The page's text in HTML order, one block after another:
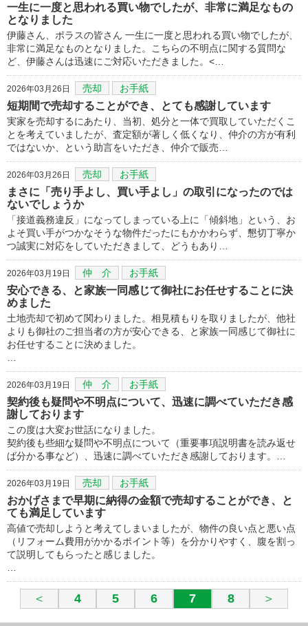
一生に一度と思われる買い物でしたが、非常に満足なもの
となりました
伊藤さん、ポラスの皆さん 一生に一度と思われる買い物でしたが、
非常に満足なものとなりました。こちらの不明点に関する質問な
ど、伊藤さんは迅速にご対応いただきました。<…
2026年03月26日 売却 お手紙
短期間で売却することができ、とても感謝しています
実家を売却するにあたり、当初、処分と一体で買取していただくこ
とを考えていましたが、査定額が著しく低くなり、仲介の方が有利
ではないか、という助言をいただき、仲介で販売…
2026年03月26日 売却 お手紙
まさに「売り手よし、買い手よし」の取引になったのでは
ないでしょうか
「接道義務違反」になってしまっている上に「傾斜地」という、お
よそ買い手がつかなそうな物件だったにもかかわらず、懇切丁寧か
つ誠実に対応をしていただきまして、どうもあり…
2026年03月19日 仲 介 お手紙
安心できる、と家族一同感じて御社にお任せすることに決
めました
土地売却で初めて関わりました。相見積もりを取りましたが、他社
よりも御社のご担当者の方が安心できる、と家族一同感じて御社に
お任せすることに決めました。
2026年03月19日 仲 介 お手紙
契約後も疑問や不明点について、迅速に調べていただき感
謝しております
この度は大変お世話になりました。
契約後も些細な疑問や不明点について（重要事項説明書を読み返せ
ば分かる事など）、迅速に調べていただき感謝しております。…
2026年03月19日 売却 お手紙
おかげさまで早期に納得の金額で売却することができ、と
ても満足しています
高値で売却しようと考えてしまいましたが、物件の良い点と悪い点
（リフォーム費用がかかるポイント等）を分かりやすく、腹を割っ
て説明してもらったと感じました。
＜ 4 5 6 7 8 ＞